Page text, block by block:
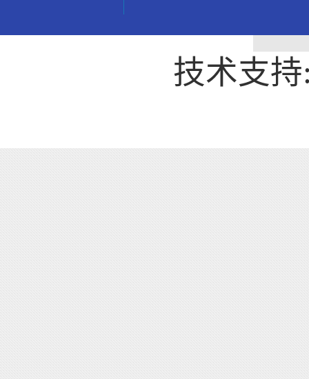
技术支